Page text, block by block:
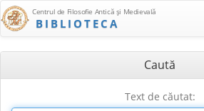
Centrul de Filosofie Antică şi Medievală
BIBLIOTECA
Caută
Text de căutat: